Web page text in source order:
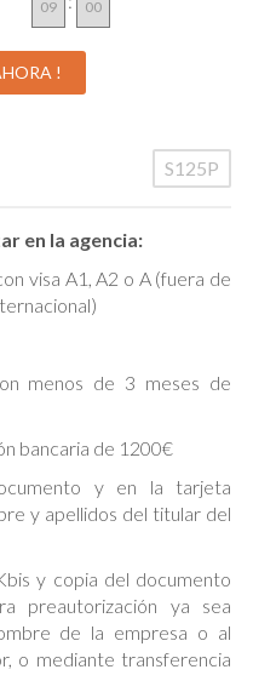
S125P
en la agencia:
visa A1, A2 o A (fuera de
menos de 3 meses de
bancaria de 1200€
y en la tarjeta
y apellidos del titular del
y copia del documento
preautorización ya sea
de la empresa o al
o mediante transferencia